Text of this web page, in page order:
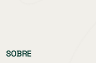
SOBRE